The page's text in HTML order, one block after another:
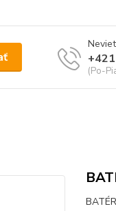
(Po-